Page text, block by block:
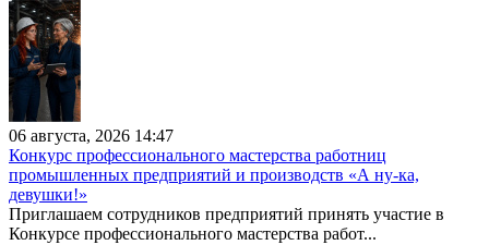
06 августа, 2026 14:47
Конкурс профессионального мастерства работниц
промышленных предприятий и производств «А ну-ка,
девушки!»
Приглашаем сотрудников предприятий принять участие в
Конкурсе профессионального мастерства работ...